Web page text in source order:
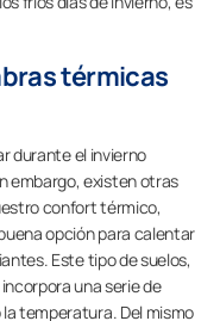
térmicas
durante el invierno
embargo, existen otras
confort térmico,
opción para calentar
Este tipo de suelos,
una serie de
temperatura. Del mismo